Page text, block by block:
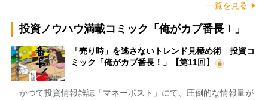
一覧を見る
投資ノウハウ満載コミック「俺がカブ番長！」
「売り時」を逃さないトレンド見極め術 投資コ
ミック「俺がカブ番長！」【第11回】
かつて投資情報雑誌「マネーポスト」にて、圧倒的な情報量が